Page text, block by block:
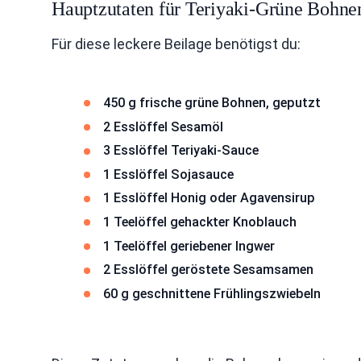
Hauptzutaten für Teriyaki-Grüne
Für diese leckere Beilage benötigst du:
450 g frische grüne Bohnen, geputzt
2 Esslöffel Sesamöl
3 Esslöffel Teriyaki-Sauce
1 Esslöffel Sojasauce
1 Esslöffel Honig oder Agavensirup
1 Teelöffel gehackter Knoblauch
1 Teelöffel geriebener Ingwer
2 Esslöffel geröstete Sesamsamen
60 g geschnittene Frühlingszwiebeln